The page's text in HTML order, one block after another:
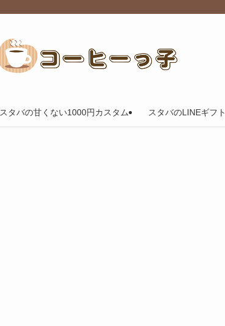
スタバの甘くない1000円カスタム スタバのLINEギフト